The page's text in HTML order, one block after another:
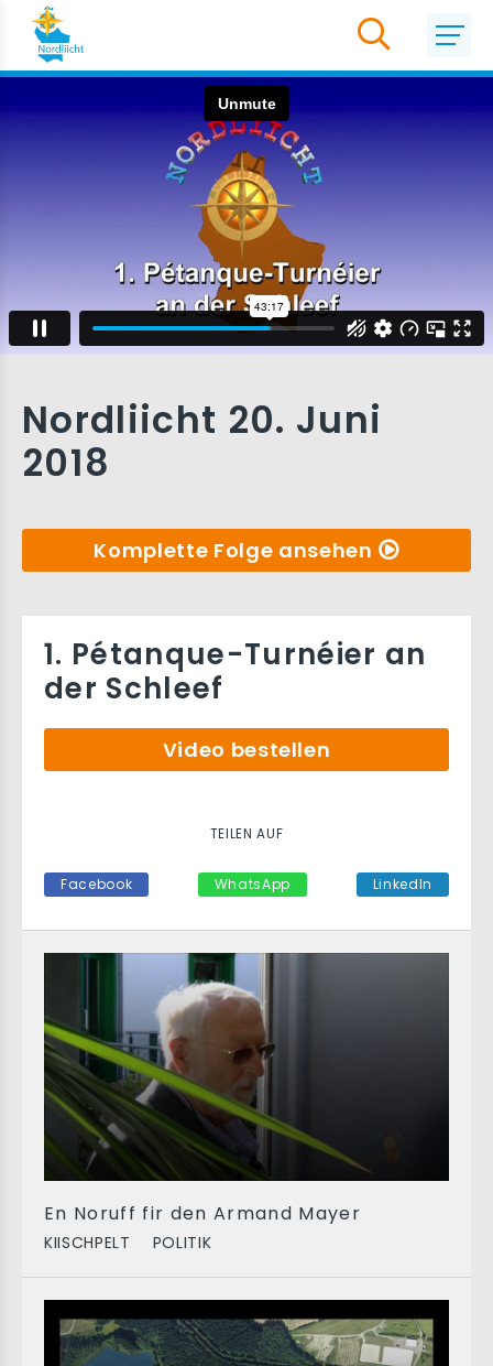
Nordliicht 20. Juni
2018
Komplette Folge ansehen
En Noruff fir den Armand Mayer
KIISCHPELT POLITIK
1. Pétanque-Turnéier an
der Schleef
Video bestellen
TEILEN AUF
Facebook WhatsApp LinkedIn